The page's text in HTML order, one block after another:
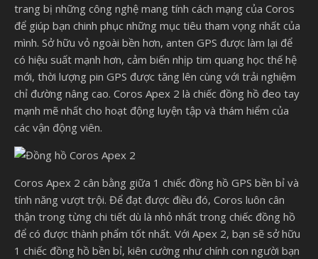
trang bị những công nghệ mang tính cách mạng của Coros
để giúp bạn chinh phục những mục tiêu tham vọng nhất của
mình. Sở hữu vỏ ngoài bền hơn, anten GPS được làm lại để
có hiệu suất mạnh hơn, cảm biến nhịp tim quang học thế hệ
mới, thời lượng pin GPS được tăng lên cùng với trải nghiệm
chỉ đường nâng cao. Coros Apex 2 là chiếc đồng hồ đeo tay
mạnh mẽ nhất cho hoạt động luyện tập và thám hiểm của
các vận động viên.
Coros Apex 2 cân bằng giữa 1 chiếc đồng hồ GPS bền bỉ và
tính năng vượt trội. Để đạt được điều đó, Coros luôn cân
thận trong từng chi tiết dù là nhỏ nhất trong chiếc đồng hồ
để có được thành phẩm tốt nhất. Với Apex 2, bạn sẽ sở hữu
1 chiếc đồng hồ bền bỉ, kiên cường như chính con người bạn